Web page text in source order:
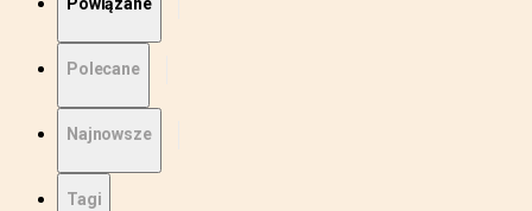
Polecane
Najnowsze
Tagi